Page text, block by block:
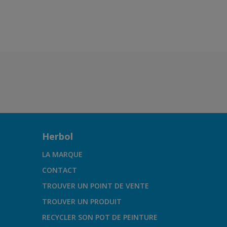
Herbol
LA MARQUE
CONTACT
TROUVER UN POINT DE VENTE
TROUVER UN PRODUIT
RECYCLER SON POT DE PEINTURE